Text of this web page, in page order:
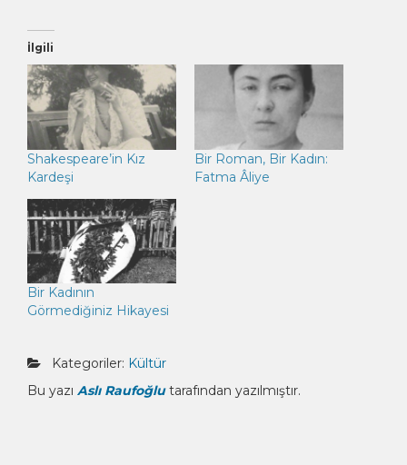
İlgili
Shakespeare’in Kız
Kardeşi
Bir Roman, Bir Kadın:
Fatma Âliye
Bir Kadının
Görmediğiniz Hikayesi
Kategoriler: Kültür
Bu yazı Aslı Raufoğlutarafından yazılmıştır.